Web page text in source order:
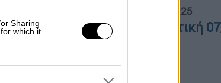
Sharing
which it
στο
07.08.2026 14:25
Δελτίο στη νοηματική